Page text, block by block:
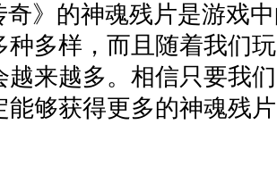
奇》的神魂残片是游戏
种多样，而且随着我们
越来越多。相信只要我
能够获得更多的神魂残